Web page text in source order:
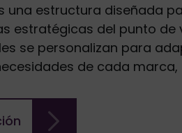
una estructura diseñada
estratégicas del punto de
se personalizan para
de cada marca,